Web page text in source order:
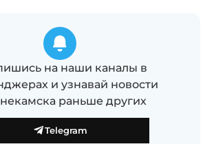
на наши каналы в
и узнавай новости
раньше других
Telegram